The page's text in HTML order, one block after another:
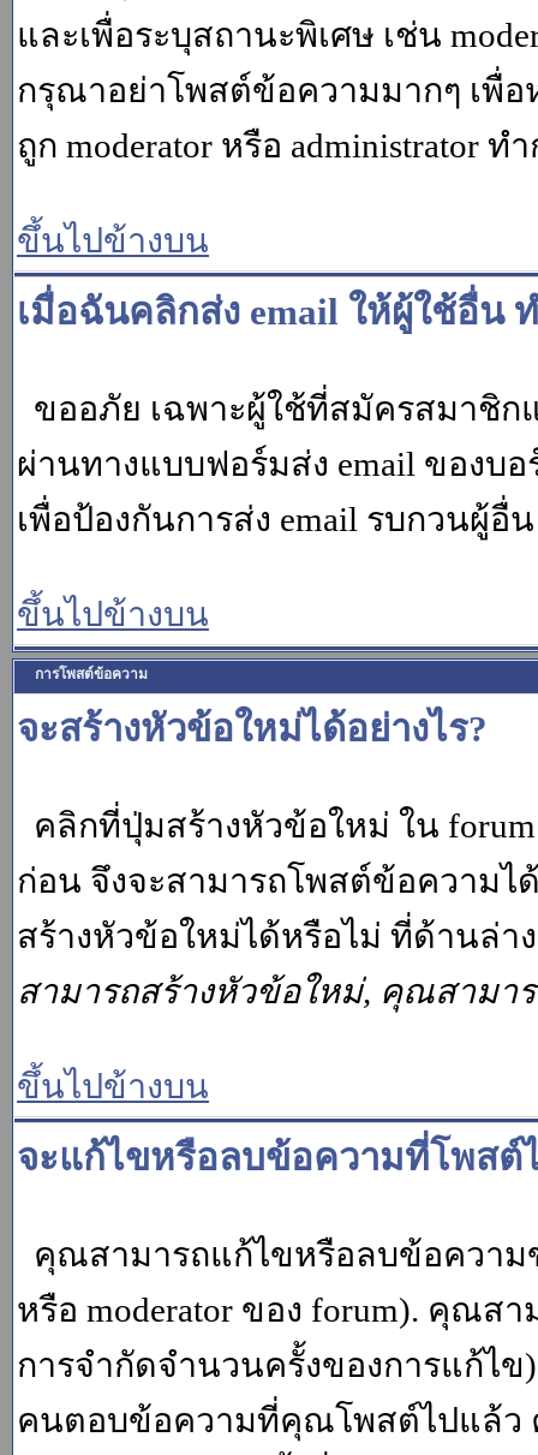
และเพื่อระบุสถานะพิเศษ เช่น
กรุณาอย่าโพสต์ข้อความมากๆ เพื่
ถูก moderator หรือ administrator
ขึ้นไปข้างบน
เมื่อฉันคลิกส่ง email ให้ผู้ใช้อื่น
ขออภัย เฉพาะผู้ใช้ที่สมัครสมาชิก
ผ่านทางแบบฟอร์มส่ง email ของ
เพื่อป้องกันการส่ง email รบกวนผู้อื่
ขึ้นไปข้างบน
การโพสต์ข้อความ
จะสร้างหัวข้อใหม่ได้อย่างไร?
คลิกที่ปุ่มสร้างหัวข้อใหม่ ใน
ก่อน จึงจะสามารถโพสต์ข้อความ
สร้างหัวข้อใหม่ได้หรือไม่ ที่ด้านล่
สามารถสร้างหัวข้อใหม่, คุณสามา
ขึ้นไปข้างบน
จะแก้ไขหรือลบข้อความที่โพสต์
คุณสามารถแก้ไขหรือลบข้อความ
หรือ moderator ของ forum). คุณส
การจำกัดจำนวนครั้งของการแก้ไ
คนตอบข้อความที่คุณโพสต์ไปแล้ว